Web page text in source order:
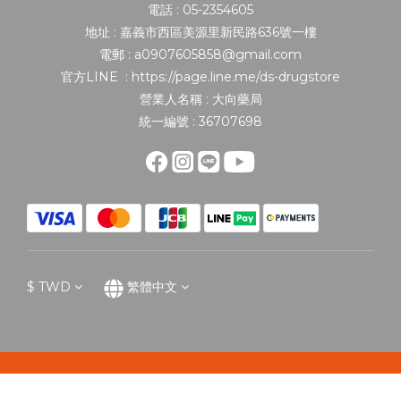
電話 : 05-2354605
地址 : 嘉義市西區美源里新民路636號一樓
電郵 : a0907605858@gmail.com
官方LINE : https://page.line.me/ds-drugstore
營業人名稱 : 大向藥局
統一編號 : 36707698
$ TWD 繁體中文